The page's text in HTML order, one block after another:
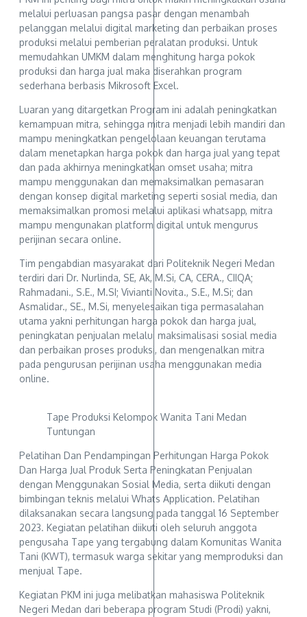
melalui perluasan pangsa pasar dengan menambah
pelanggan melalui digital marketing dan perbaikan proses
produksi melalui pemberian peralatan produksi. Untuk
memudahkan UMKM dalam menghitung harga pokok
produksi dan harga jual maka diserahkan program
sederhana berbasis Mikrosoft Excel.
Luaran yang ditargetkan Program ini adalah peningkatkan
kemampuan mitra, sehingga mitra menjadi lebih mandiri dan
mampu meningkatkan pengelolaan keuangan terutama
dalam menetapkan harga pokok dan harga jual yang tepat
dan pada akhirnya meningkatkan omset usaha; mitra
mampu menggunakan dan memaksimalkan pemasaran
dengan konsep digital marketing seperti sosial media, dan
memaksimalkan promosi melalui aplikasi whatsapp, mitra
mampu mengunakan platform digital untuk mengurus
perijinan secara online.
Tim pengabdian masyarakat dari Politeknik Negeri Medan
terdiri dari Dr. Nurlinda, SE, Ak, M.Si, CA, CERA., CIIQA;
Rahmadani., S.E., M.SI; Vivianti Novita., S.E., M.Si; dan
Asmalidar., SE., M.Si, menyelesaikan tiga permasalahan
utama yakni perhitungan harga pokok dan harga jual,
peningkatan penjualan melalui maksimalisasi sosial media
dan perbaikan proses produksi, dan mengenalkan mitra
pada pengurusan perijinan usaha menggunakan media
online.
Tape Produksi Kelompok Wanita Tani Medan
Tuntungan
Pelatihan Dan Pendampingan Perhitungan Harga Pokok
Dan Harga Jual Produk Serta Peningkatan Penjualan
dengan Menggunakan Sosial Media, serta diikuti dengan
bimbingan teknis melalui Whats Application. Pelatihan
dilaksanakan secara langsung pada tanggal 16 September
2023. Kegiatan pelatihan diikuti oleh seluruh anggota
pengusaha Tape yang tergabung dalam Komunitas Wanita
Tani (KWT), termasuk warga sekitar yang memproduksi dan
menjual Tape.
Kegiatan PKM ini juga melibatkan mahasiswa Politeknik
Negeri Medan dari beberapa program Studi (Prodi) yakni,